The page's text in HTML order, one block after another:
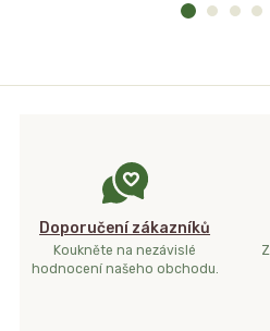
Doporučení zákazníků
Koukněte na nezávislé
hodnocení našeho obchodu.